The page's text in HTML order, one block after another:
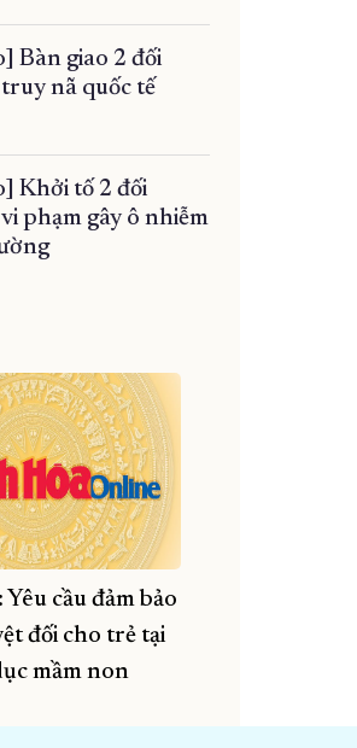
Bàn giao 2 đối
nã quốc tế
Khởi tố 2 đối
phạm gây ô nhiễm
cầu đảm bảo
đối cho trẻ tại
mầm non